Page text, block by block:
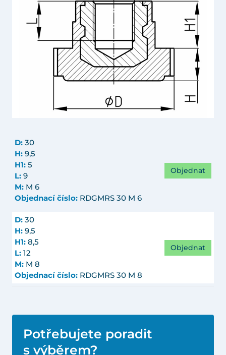
D: 30
H: 9,5
H1: 5
L: 9
M: M 6
Objednací číslo: RDGMRS 30 M 6
Objednat
D: 30
H: 9,5
H1: 8,5
L: 12
M: M 8
Objednací číslo: RDGMRS 30 M 8
Objednat
Potřebujete poradit
s výběrem?